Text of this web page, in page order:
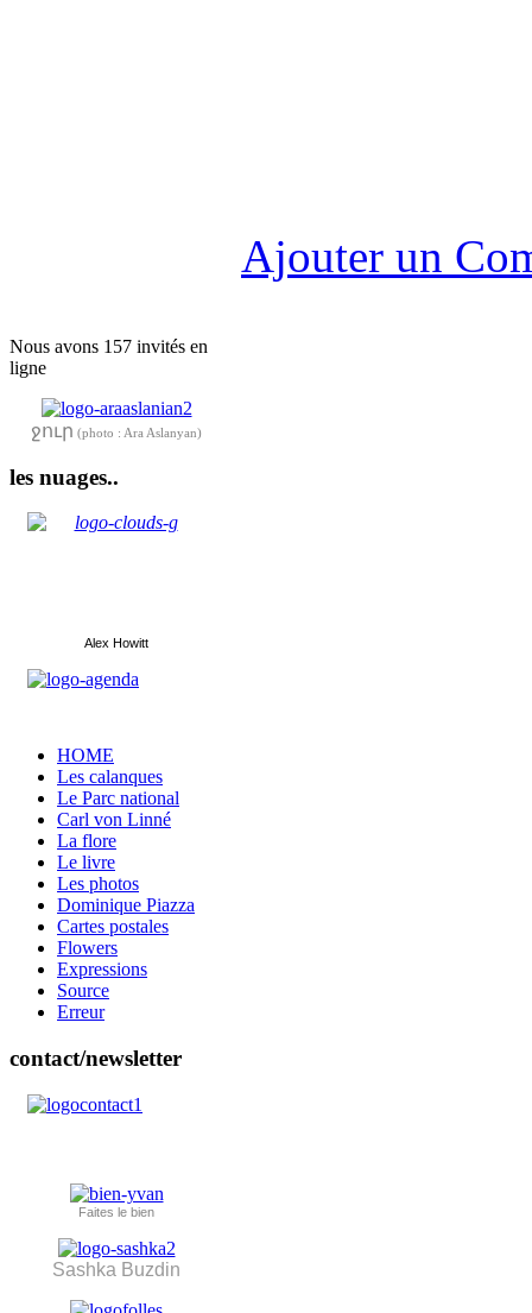
Ajouter un
Nous avons 157 invités en
ligne
ջուր (photo : Ara Aslanyan)
les nuages..
Alex Howitt
HOME
Les calanques
Le Parc national
Carl von Linné
La flore
Le livre
Les photos
Dominique Piazza
Cartes postales
Flowers
Expressions
Source
Erreur
contact/newsletter
Faites le bien
Sashka Buzdin